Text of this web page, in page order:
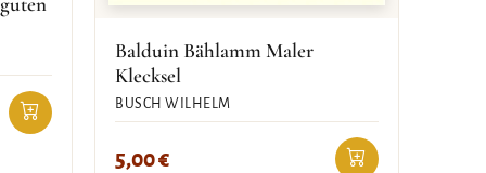
Balduin Bählamm Maler
Klecksel
BUSCH WILHELM
5,00€